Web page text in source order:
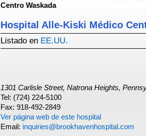
Centro Waskada
Hospital Alle-Kiski Médico
Listado en EE.UU.
1301 Carlisle Street, Natrona Heights,
Tel: (724) 224-5100
Fax: 918-492-2849
Ver página web de este hospital
Email: inquiries@brookhavenhospital.com